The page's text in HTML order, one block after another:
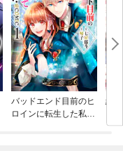
バッドエンド目前のヒ
ロインに転生した私、
結